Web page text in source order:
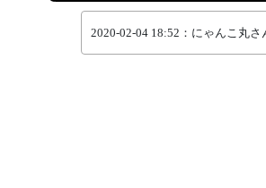
2020-02-04 18:52：にゃんこ丸